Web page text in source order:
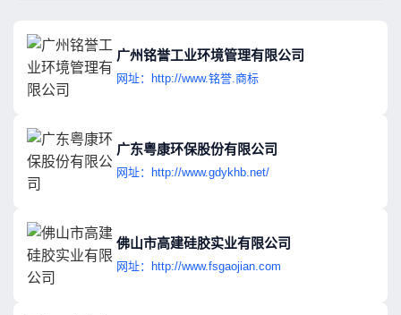
广州铭誉工业环境管理有限公司
网址：http://www.铭誉.商标
广东粤康环保股份有限公司
网址：http://www.gdykhb.net/
佛山市高建硅胶实业有限公司
网址：http://www.fsgaojian.com